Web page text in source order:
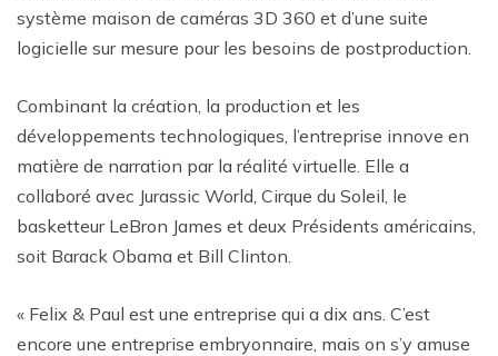
système maison de caméras 3D 360 et d’une suite
logicielle sur mesure pour les besoins de postproduction.
Combinant la création, la production et les
développements technologiques, l’entreprise innove en
matière de narration par la réalité virtuelle. Elle a
collaboré avec Jurassic World, Cirque du Soleil, le
basketteur LeBron James et deux Présidents américains,
soit Barack Obama et Bill Clinton.
« Felix & Paul est une entreprise qui a dix ans. C’est
encore une entreprise embryonnaire, mais on s’y amuse